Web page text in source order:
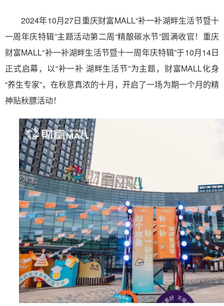
2024年10月27日重庆财富MALL“补一补湖畔生活节暨十
一周年庆特辑”主题活动第二周“精酿碳水节”圆满收官！重庆
财富MALL“补一补湖畔生活节暨十一周年庆特辑”于10月14日
正式启幕，以“补一补 湖畔生活节”为主题，财富MALL化身
“养生专家”，在秋意真浓的十月，开启了一场为期一个月的精
神贴秋膘活动！